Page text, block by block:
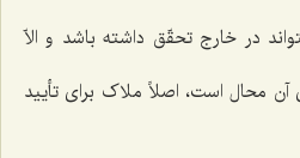
در خارج تحقّق داشته باشد و الاّ
محال است، اصلاً ملاک برای تأیید